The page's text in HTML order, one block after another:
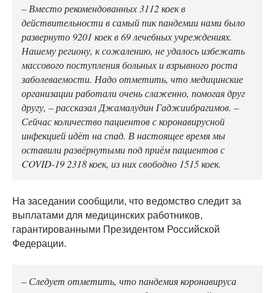
– Вместо рекомендованных 3112 коек в
действительности в самый пик пандемии нами было
развернуто 9201 коек в 69 лечебных учреждениях.
Нашему региону, к сожалению, не удалось избежать
массового поступления больных и взрывного роста
заболеваемости. Надо отметить, что медицинские
организации работали очень слаженно, помогая друг
другу, – рассказал Джамалудин Гаджиибрагимов. –
Сейчас количество пациентов с коронавирусной
инфекцией идёт на спад. В настоящее время мы
оставили развёрнутыми под приём пациентов с
COVID-19 2318 коек, из них свободно 1515 коек.
На заседании сообщили, что ведомство следит за
выплатами для медицинских работников,
гарантированными Президентом Российской
Федерации.
– Следует отметить, что пандемия коронавируса